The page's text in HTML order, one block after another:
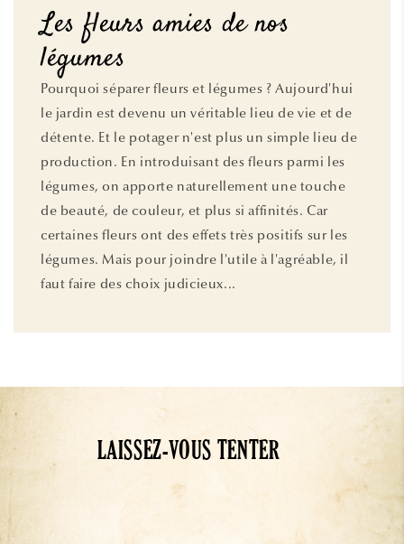
Les fleurs amies de nos
légumes
Pourquoi séparer fleurs et légumes ? Aujourd'hui
le jardin est devenu un véritable lieu de vie et de
détente. Et le potager n'est plus un simple lieu de
production. En introduisant des fleurs parmi les
légumes, on apporte naturellement une touche
de beauté, de couleur, et plus si affinités. Car
certaines fleurs ont des effets très positifs sur les
légumes. Mais pour joindre l'utile à l'agréable, il
faut faire des choix judicieux...
LAISSEZ-VOUS TENTER